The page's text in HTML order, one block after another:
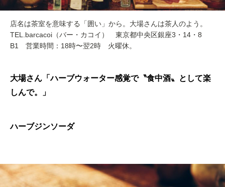
店名は茶室を意味する「囲い」から。大場さんは茶人のよう。
TEL.barcacoi（バー・カコイ） 東京都中央区銀座3・14・8
B1 営業時間：18時〜翌2時 火曜休。
大場さん「ハーブウォーター感覚で〝食中酒〟として楽
しんで。」
ハーブジンソーダ